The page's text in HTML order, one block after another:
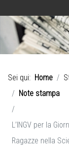
Sei qui: Home
Note stampa
L’INGV per la
Ragazze nella